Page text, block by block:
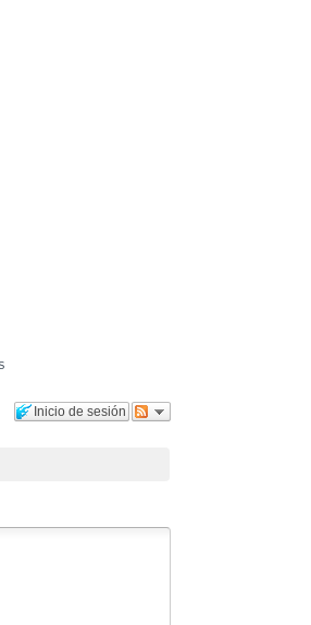
Inicio de sesión